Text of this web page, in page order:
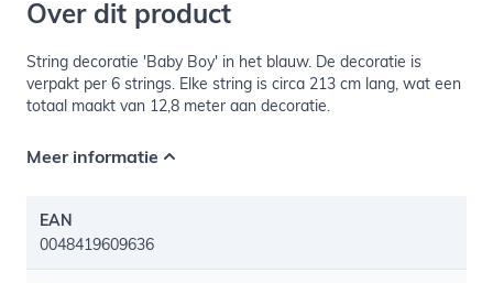
Over dit product
String decoratie 'Baby Boy' in het blauw. De decoratie is
verpakt per 6 strings. Elke string is circa 213 cm lang, wat een
totaal maakt van 12,8 meter aan decoratie.
Meer informatie
EAN
0048419609636